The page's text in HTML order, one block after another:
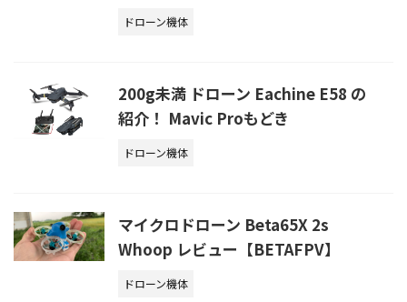
ドローン機体
200g未満 ドローン Eachine E58 の
紹介！ Mavic Proもどき
ドローン機体
マイクロドローン Beta65X 2s
Whoop レビュー【BETAFPV】
ドローン機体